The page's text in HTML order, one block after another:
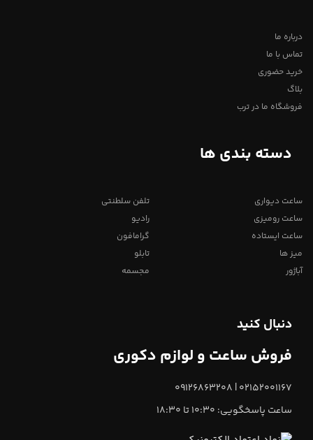
درباره ما
تماس با ما
خرید حضوری
بلاگ
فروشگاه ما در ترب
دسته بندی ها
ساعت دیواری
ساعت رومیزی
ساعت ایستاده
میز ها
آباژور
تلفن سلطنتی
رادیو
گرامافون
تابلو
مجسمه
دنبال کنید
فروش ساعت و لوازم دکوری
02152001167 | 09126863208
ساعت پاسخگویی: 10:30 تا 18:30